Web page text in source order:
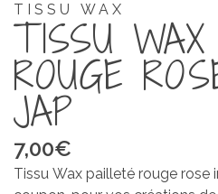
TISSU WAX
TISSU
ROUGE
JAP
7,00€
Tissu Wax pailleté rouge rose